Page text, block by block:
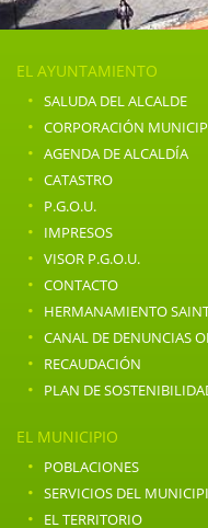
EL AYUNTAMIENTO
· SALUDA DEL ALCALDE
· CORPORACIÓN
· AGENDA DE ALCALDÍA
· CATASTRO
· P.G.O.U.
· IMPRESOS
· VISOR P.G.O.U.
· CONTACTO
· HERMANAMIENTO
· CANAL DE DENUNCIAS
· RECAUDACIÓN
· PLAN DE
EL MUNICIPIO
· POBLACIONES
· SERVICIOS DEL
· EL TERRITORIO